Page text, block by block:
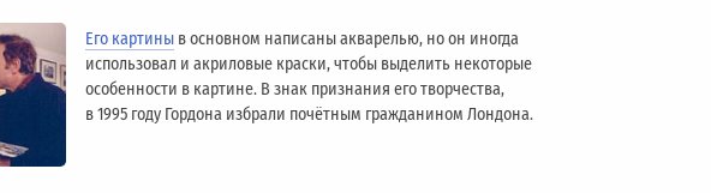
Его картины в основном написаны акварелью, но он иногда
использовал и акриловые краски, чтобы выделить некоторые
особенности в картине. В знак признания его творчества,
в 1995 году Гордона избрали почётным гражданином Лондонa.